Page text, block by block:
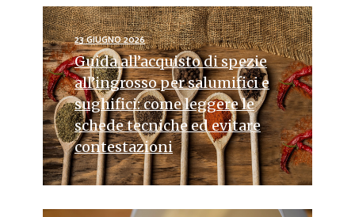
23 GIUGNO 2026
Guida all’acquisto di spezie
all’ingrosso per salumifici e
sughifici: come leggere le
schede tecniche ed evitare
contestazioni